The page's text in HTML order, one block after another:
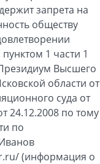
запрета на
обществу
1 части 1
Высшего
области от
суда от
24.12.2008 по тому
по
(информация о